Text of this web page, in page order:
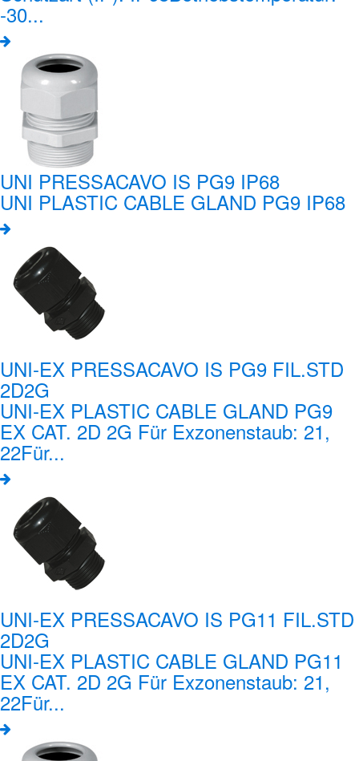
-30...
UNI PRESSACAVO IS PG9 IP68
UNI PLASTIC CABLE GLAND PG9 IP68
UNI-EX PRESSACAVO IS PG9 FIL.STD
2D2G
UNI-EX PLASTIC CABLE GLAND PG9
EX CAT. 2D 2G Für Exzonenstaub: 21,
22Für...
UNI-EX PRESSACAVO IS PG11 FIL.STD
2D2G
UNI-EX PLASTIC CABLE GLAND PG11
EX CAT. 2D 2G Für Exzonenstaub: 21,
22Für...